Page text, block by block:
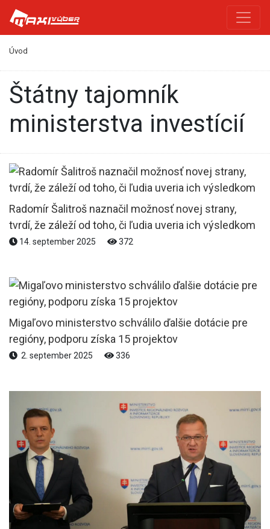
Úvod
štátny tajomník
ministerstva investícií
Radomír Šalitroš naznačil možnosť novej strany,
tvrdí, že záleží od toho, či ľudia uveria ich výsledkom
14. september 2025 372
Migaľovo ministerstvo schválilo ďalšie dotácie pre
regióny, podporu získa 15 projektov
2. september 2025 336